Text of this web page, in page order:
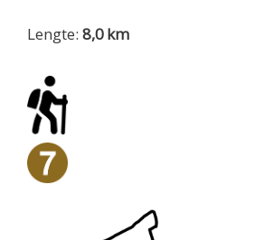
Lengte: 8,0 km